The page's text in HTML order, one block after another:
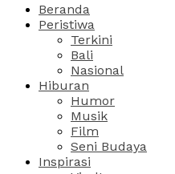
Beranda
Peristiwa
Terkini
Bali
Nasional
Hiburan
Humor
Musik
Film
Seni Budaya
Inspirasi